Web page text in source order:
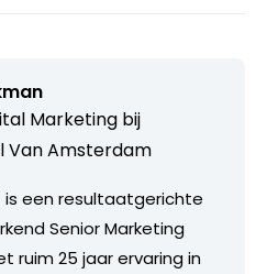
Marketing bij
Van Amsterdam
is een resultaatgerichte
Senior Marketing
ruim 25 jaar ervaring in